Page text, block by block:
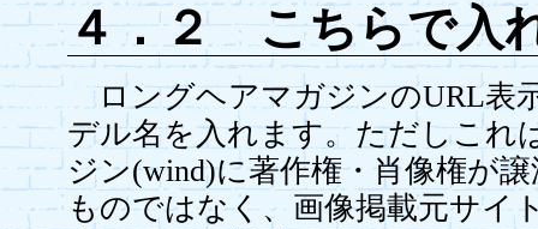
４．２ こちらで入
ロングヘアマガジンのURL表
デル名を入れます。ただしこれ
ジン(wind)に著作権・肖像権が
ものではなく、画像掲載元サイ